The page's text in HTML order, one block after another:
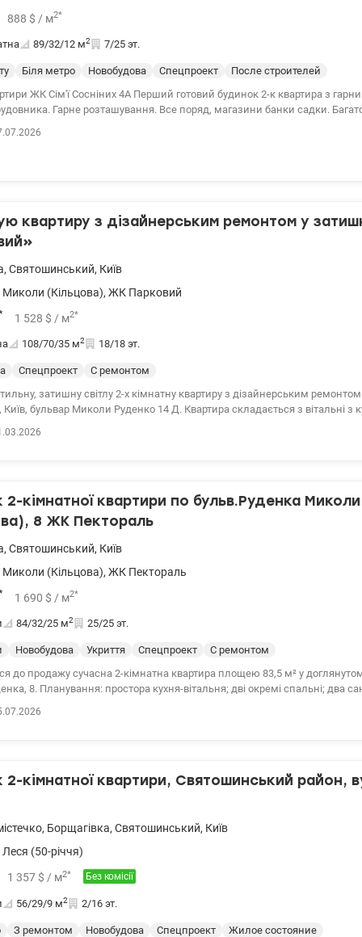
888 $ / м2*
89/32/12 м2 7/25 эт.
Біля метро Новобудова Спецпроект
После строителей
4А Перший готовий будинок 2-к квартира з гарним плануванням.
банки садки. Багато транспорту 044
квартиру з дізайнерським ремонтом у
, Святошинський, Київ
Миколи (Кільцова), ЖК Парковий
1 528 $ / м2*
108/70/35 м2 18/18 эт.
Спецпроект
С ремонтом
затишну світлу 2-х кімнатну квартиру з дізайнерським
Миколи Руденко 14 Д. Квартира складається з вітальні з кухнею, двох
дитячі садочки як державні так і приватні, салони краси, кафе, ринок,
нова пошта, розетка, банки та багато іншого. Поряд шикарний парк
відпочинку дітей та дорослих. Також неподалік є дуже красивий
зонами для відпочинку. Зручна транспортна розвʼязка,
кімнатної квартири по бульв.Руденка Миколи
8 ЖК Пектораль
, Святошинський, Київ
Миколи (Кільцова), ЖК Пектораль
1 690 $ / м2*
84/32/25 м2 25/25 эт.
Новобудова Укриття Спецпроект
С ремонтом
до продажу сучасна 2-кімнатна квартира площею 83,5 м² у
8. Планування: простора кухня-вітальня; дві окремі спальні; два
кімнатної квартири, Святошинський район,
, Борщагівка, Святошинський, Київ
(50-річчя)
1 357 $ / м2* Без комісії
56/29/9 м2 2/16 эт.
З ремонтом Новобудова Спецпроект
Жилое состояние